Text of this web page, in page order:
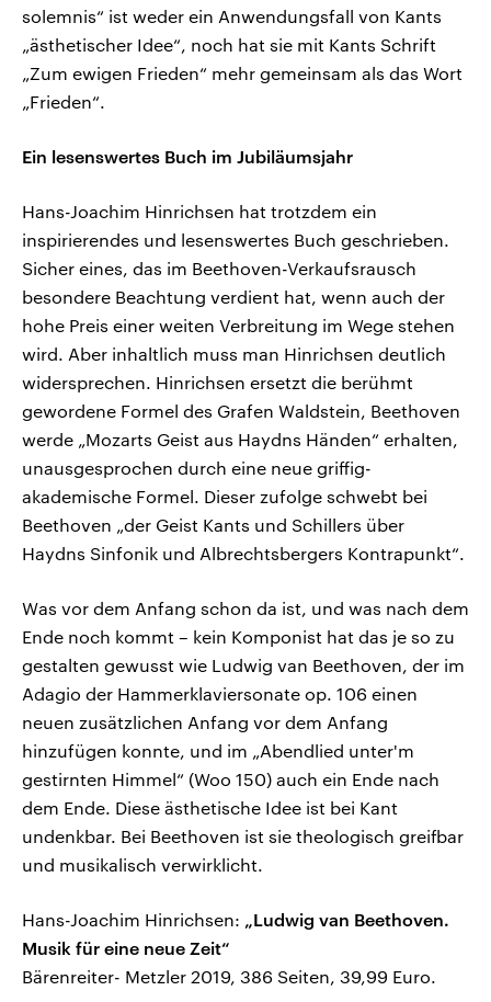
solemnis“ ist weder ein Anwendungsfall von Kants
„ästhetischer Idee“, noch hat sie mit Kants Schrift
„Zum ewigen Frieden“ mehr gemeinsam als das Wort
„Frieden“.
Ein lesenswertes Buch im Jubiläumsjahr
Hans-Joachim Hinrichsen hat trotzdem ein
inspirierendes und lesenswertes Buch geschrieben.
Sicher eines, das im Beethoven-Verkaufsrausch
besondere Beachtung verdient hat, wenn auch der
hohe Preis einer weiten Verbreitung im Wege stehen
wird. Aber inhaltlich muss man Hinrichsen deutlich
widersprechen. Hinrichsen ersetzt die berühmt
gewordene Formel des Grafen Waldstein, Beethoven
werde „Mozarts Geist aus Haydns Händen“ erhalten,
unausgesprochen durch eine neue griffig-
akademische Formel. Dieser zufolge schwebt bei
Beethoven „der Geist Kants und Schillers über
Haydns Sinfonik und Albrechtsbergers Kontrapunkt“.
Was vor dem Anfang schon da ist, und was nach dem
Ende noch kommt – kein Komponist hat das je so zu
gestalten gewusst wie Ludwig van Beethoven, der im
Adagio der Hammerklaviersonate op. 106 einen
neuen zusätzlichen Anfang vor dem Anfang
hinzufügen konnte, und im „Abendlied unter'm
gestirnten Himmel“ (Woo 150) auch ein Ende nach
dem Ende. Diese ästhetische Idee ist bei Kant
undenkbar. Bei Beethoven ist sie theologisch greifbar
und musikalisch verwirklicht.
Hans-Joachim Hinrichsen: „Ludwig van Beethoven.
Musik für eine neue Zeit“
Bärenreiter- Metzler 2019, 386 Seiten, 39,99 Euro.